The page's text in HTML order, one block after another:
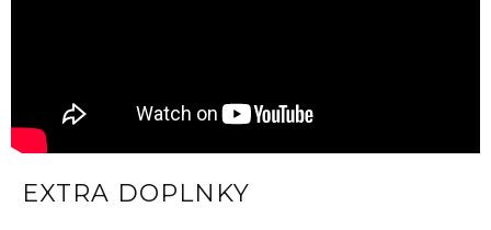
EXTRA DOPLNKY